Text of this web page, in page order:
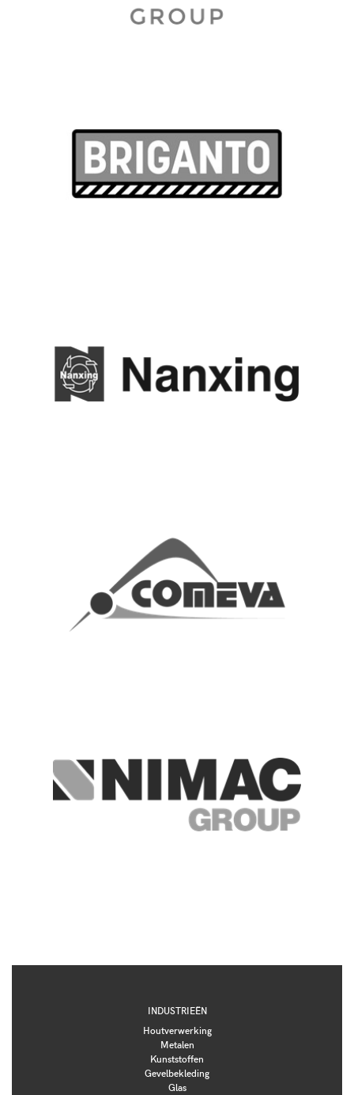
INDUSTRIEËN
Houtverwerking
Metalen
Kunststoffen
Gevelbekleding
Glas